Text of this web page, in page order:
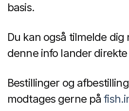
basis.
Du kan også tilmelde dig
denne info lander
Bestillinger og
modtages gerne på